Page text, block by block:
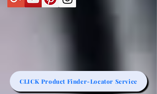
CLICK Product Finder-Locator Service